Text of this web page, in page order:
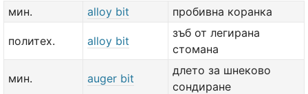
мин. alloy bit пробивна коранка
политех. alloy bit
зъб от легирана
стомана
мин. auger bit
длето за шнеково
сондиране